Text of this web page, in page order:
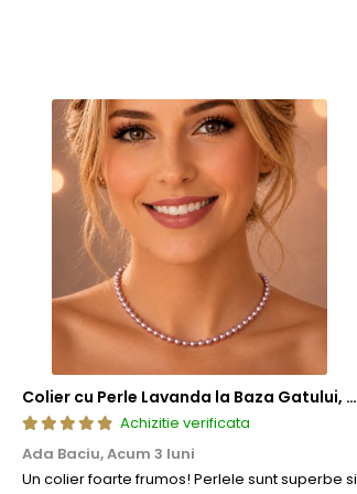
Colier cu Perle Lavanda la Baza Gatului, de 4-5 mm, Perle Rare, Calitate AAA+, Aur 14K | KASKADDA®
Achizitie verificata
Ada Baciu,Acum 3 luni
Un colier foarte frumos! Perlele sunt superbe si